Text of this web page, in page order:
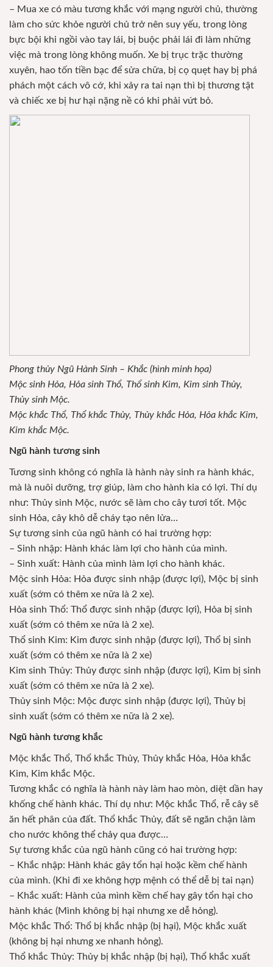
– Mua xe có màu tương khắc với mạng người chủ, thường
làm cho sức khỏe người chủ trở nên suy yếu, trong lòng
bực bội khi ngồi vào tay lái, bị buộc phải lái đi làm những
việc mà trong lòng không muốn. Xe bị trục trặc thường
xuyên, hao tốn tiền bạc để sửa chữa, bị cọ quẹt hay bị phá
phách một cách vô cớ, khi xảy ra tai nạn thì bị thương tật
và chiếc xe bị hư hại nặng nề có khi phải vứt bỏ.
Phong thủy Ngũ Hành Sinh – Khắc (hình minh họa)
Mộc sinh Hỏa, Hỏa sinh Thổ, Thổ sinh Kim, Kim sinh Thủy,
Thủy sinh Mộc.
Mộc khắc Thổ, Thổ khắc Thủy, Thủy khắc Hỏa, Hỏa khắc Kim,
Kim khắc Mộc.
Ngũ hành tương sinh
Tương sinh không có nghĩa là hành này sinh ra hành khác,
mà là nuôi dưỡng, trợ giúp, làm cho hành kia có lợi. Thí dụ
như: Thủy sinh Mộc, nước sẽ làm cho cây tươi tốt. Mộc
sinh Hỏa, cây khô dễ cháy tạo nên lửa…
Sự tương sinh của ngũ hành có hai trường hợp:
– Sinh nhập: Hành khác làm lợi cho hành của mình.
– Sinh xuất: Hành của mình làm lợi cho hành khác.
Mộc sinh Hỏa: Hỏa được sinh nhập (được lợi), Mộc bị sinh
xuất (sớm có thêm xe nữa là 2 xe).
Hỏa sinh Thổ: Thổ được sinh nhập (được lợi), Hỏa bị sinh
xuất (sớm có thêm xe nữa là 2 xe).
Thổ sinh Kim: Kim được sinh nhập (được lợi), Thổ bị sinh
xuất (sớm có thêm xe nữa là 2 xe)
Kim sinh Thủy: Thủy được sinh nhập (được lợi), Kim bị sinh
xuất (sớm có thêm xe nữa là 2 xe).
Thủy sinh Mộc: Mộc được sinh nhập (được lợi), Thủy bị
sinh xuất (sớm có thêm xe nữa là 2 xe).
Ngũ hành tương khắc
Mộc khắc Thổ, Thổ khắc Thủy, Thủy khắc Hỏa, Hỏa khắc
Kim, Kim khắc Mộc.
Tương khắc có nghĩa là hành này làm hao mòn, diệt dần hay
khống chế hành khác. Thí dụ như: Mộc khắc Thổ, rễ cây sẽ
ăn hết phân của đất. Thổ khắc Thủy, đất sẽ ngăn chận làm
cho nước không thể chảy qua được…
Sự tương khắc của ngũ hành cũng có hai trường hợp:
– Khắc nhập: Hành khác gây tổn hại hoặc kềm chế hành
của mình. (Khi đi xe không hợp mệnh có thể dễ bị tai nạn)
– Khắc xuất: Hành của mình kềm chế hay gây tổn hại cho
hành khác (Mình không bị hại nhưng xe dễ hỏng).
Mộc khắc Thổ: Thổ bị khắc nhập (bị hại), Mộc khắc xuất
(không bị hại nhưng xe nhanh hỏng).
Thổ khắc Thủy: Thủy bị khắc nhập (bị hại), Thổ khắc xuất